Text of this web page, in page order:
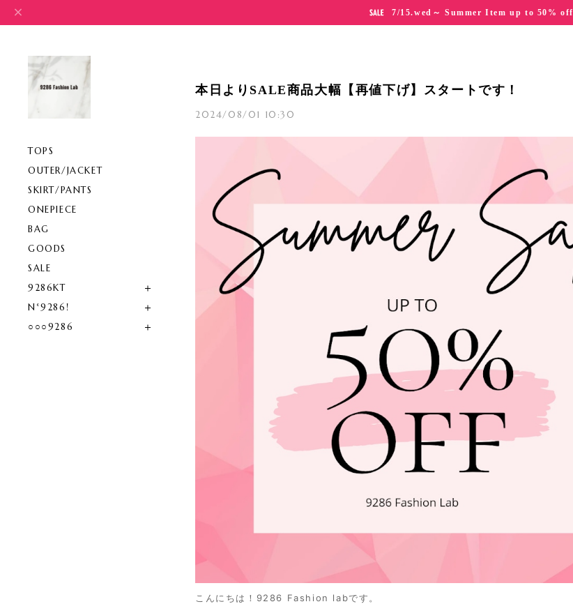
7/15.wed～ Summer Item up to 50% off
TOPS
OUTER/JACKET
SKIRT/PANTS
ONEPIECE
BAG
GOODS
SALE
9286KT
N°9286!
○○○9286
本日よりSALE商品大幅【再値下げ】スタートです！
2024/08/01 10:30
こんにちは！9286 Fashion labです。